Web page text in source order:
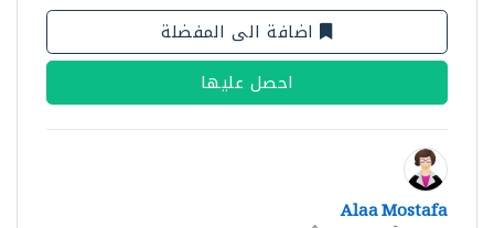
اضافة الى المفضلة
احصل عليها
Alaa Mostafa